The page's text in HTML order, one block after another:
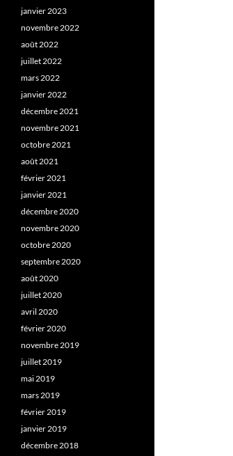
janvier 2023
novembre 2022
août 2022
juillet 2022
mars 2022
janvier 2022
décembre 2021
novembre 2021
octobre 2021
août 2021
février 2021
janvier 2021
décembre 2020
novembre 2020
octobre 2020
septembre 2020
août 2020
juillet 2020
avril 2020
février 2020
novembre 2019
juillet 2019
mai 2019
mars 2019
février 2019
janvier 2019
décembre 2018